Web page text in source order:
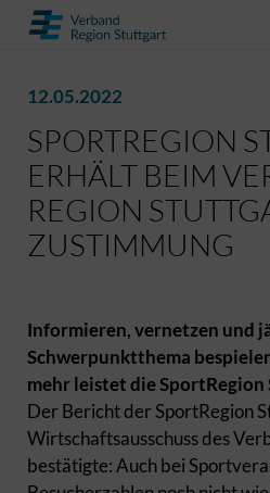
12.05.2022
SPORTREGION
ERHÄLT BEIM
REGION
USTIMMUNG
Informieren, vernetzen und
Schwerpunktthema
mehr leistet die
Der Bericht der SportRegion
Wirtschaftsausschuss des
bestätigte: Auch bei